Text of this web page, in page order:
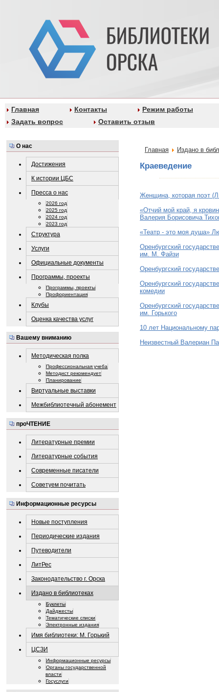
Главная Контакты
Режим работы
Задать вопрос
Оставить отзыв
О нас
Достижения
К истории ЦБС
Пресса о нас
2026 год
2025 год
2024 год
2023 год
Структура
Услуги
Официальные документы
Программы, проекты
Программы, проекты
Профориентация
Клубы
Оценка качества услуг
Вашему вниманию
Методическая полка
Профессиональная учеба
Методист рекомендует
Планирование
Виртуальные выставки
Межбиблиотечный абонемент
проЧТЕНИЕ
Литературные премии
Литературные события
Современные писатели
Советуем почитать
Информационные ресурсы
Новые поступления
Периодические издания
Путеводители
ЛитРес
Законодательство г. Орска
Издано в библиотеках
Буклеты
Дайджесты
Тематические списки
Электронные издания
Имя библиотеки: М. Горький
ЦСЗИ
Информационные ресурсы
Органы государственной
власти
Госуслуги
Главная Издано в
Краеведение
Женщина, которая поэт
«Отчий мой край, я
Валерия Борисовича
«Театр - это моя душа»
Оренбургский
им. М. Файзи
Оренбургский
Оренбургский
комедии
Оренбургский
им. Горького
10 лет Национальному
Неизвестный Валериан